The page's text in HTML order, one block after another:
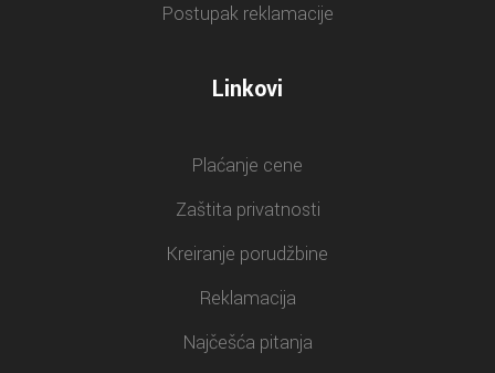
Postupak reklamacije
Linkovi
Plaćanje cene
Zaštita privatnosti
Kreiranje porudžbine
Reklamacija
Najčešća pitanja